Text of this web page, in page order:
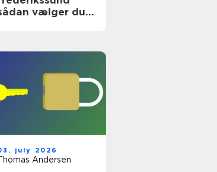
vælger du
july 2026
Andersen